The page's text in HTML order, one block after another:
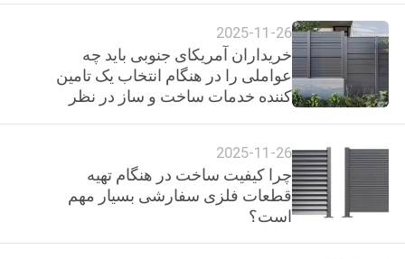
اخبار
درخواست
نقل قول
نقشه
سایت
2025-11-26
خریداران آمریکای جنوبی باید چه
عواملی را در هنگام انتخاب یک تامین
کننده خدمات ساخت و ساز در نظر
2025-11-26
چرا کیفیت ساخت در هنگام تهیه
قطعات فلزی سفارشی بسیار مهم
است؟